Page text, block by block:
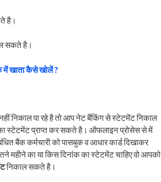
है।
सकते है।
खाता कैसे खोलें ?
निकाल पा रहे है तो आप नेट बैंकिंग से स्टेटमेंट निकाल
स्टेटमेंट प्राप्त कर सकते है। ऑफलाइन प्रोसेस से में
बैंक कर्मचारी को पासबुक व आधार कार्ड दिखाकर
का या किस दिनांक का स्टेटमेंट चाहिए वो आपको
निकाल सकते है।